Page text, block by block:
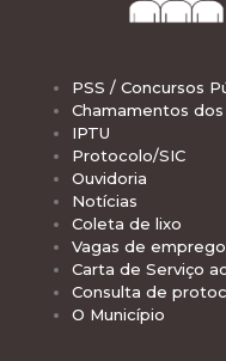
PSS / Concursos
Chamamentos
IPTU
Protocolo/SIC
Ouvidoria
Notícias
Coleta de lixo
Vagas de emprego
Carta de Serviço
Consulta de
O Município